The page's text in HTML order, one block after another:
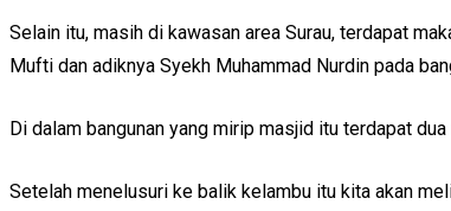
Selain itu, masih di kawasan area Surau, terdapat
Mufti dan adiknya Syekh Muhammad Nurdin pada
Di dalam bangunan yang mirip masjid itu terdapat
Setelah menelusuri ke balik kelambu itu kita akan